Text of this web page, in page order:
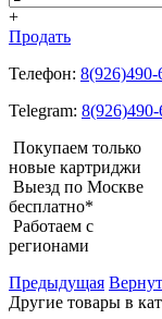
+
Продать
Телефон: 8(926)490-
Telegram: 8(926)490-
Покупаем только
новые картриджи
Выезд по Москве
бесплатно*
Работаем с
регионами
Предыдущая
Другие товары в